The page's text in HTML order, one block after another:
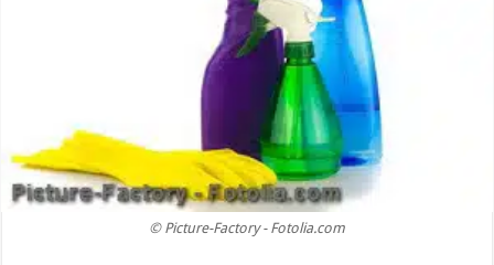
© Picture-Factory - Fotolia.com